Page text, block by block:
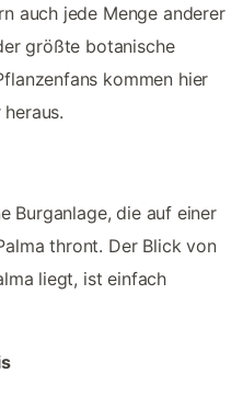
auch jede Menge anderer
größte botanische
kommen hier
Burganlage, die auf einer
thront. Der Blick von
liegt, ist einfach